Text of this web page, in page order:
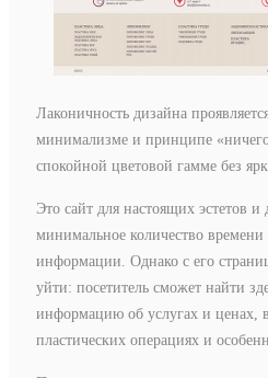
Лаконичность дизайна
минимализме и принципе
спокойной цветовой гамме без
Это сайт для настоящих эстетов и
минимальное количество
информации. Однако с его
уйти: посетитель сможет найти
информацию об услугах и ценах,
пластических операциях и